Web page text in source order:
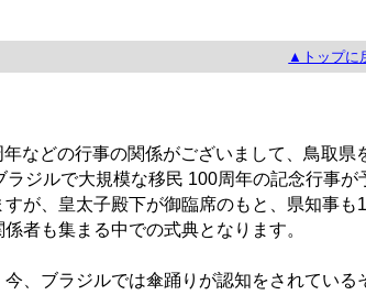
▲トップに
どの行事の関係がございまして、鳥取県
ジルで大規模な移民 100周年の記念行事が
が、皇太子殿下が御臨席のもと、県知事も
者も集まる中での式典となります。
、ブラジルでは傘踊りが認知をされている